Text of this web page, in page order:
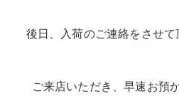
後日、入荷のご連絡をさせ
ご来店いただき、早速お預